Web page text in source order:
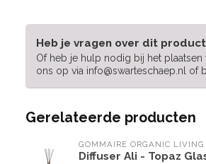
Heb je vragen over dit
Of heb je hulp nodig bij het
ons op via info@swarteschaep.nl of
Gerelateerde producten
GOMMAIRE ORGANIC LIVING
Diffuser Ali - Topaz